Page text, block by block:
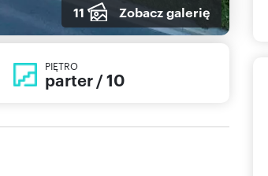
11 Zobacz galerię
PIĘTRO
parter / 10